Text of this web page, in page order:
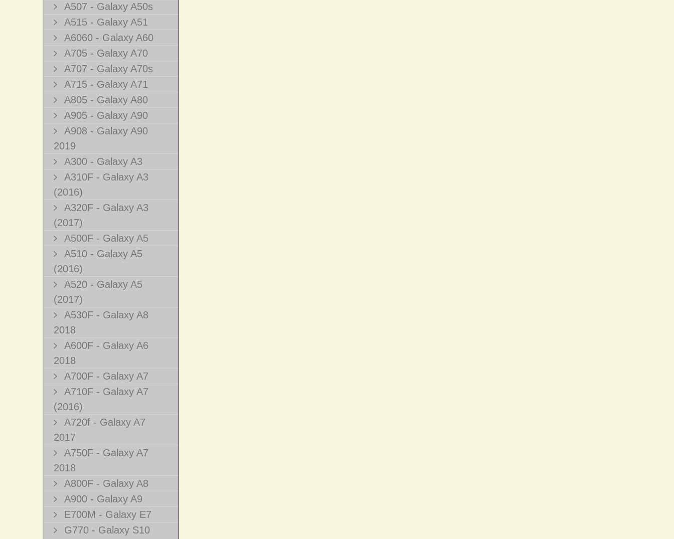
A507 - Galaxy A50s
A515 - Galaxy A51
A6060 - Galaxy A60
A705 - Galaxy A70
A707 - Galaxy A70s
A715 - Galaxy A71
A805 - Galaxy A80
A905 - Galaxy A90
A908 - Galaxy A90
2019
A300 - Galaxy A3
A310F - Galaxy A3
(2016)
A320F - Galaxy A3
(2017)
A500F - Galaxy A5
A510 - Galaxy A5
(2016)
A520 - Galaxy A5
(2017)
A530F - Galaxy A8
2018
A600F - Galaxy A6
2018
A700F - Galaxy A7
A710F - Galaxy A7
(2016)
A720f - Galaxy A7
2017
A750F - Galaxy A7
2018
A800F - Galaxy A8
A900 - Galaxy A9
E700M - Galaxy E7
G770 - Galaxy S10